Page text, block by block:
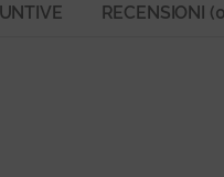
RECENSIONI